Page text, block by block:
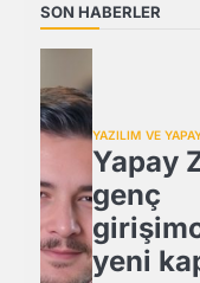
SON HABERLER
YAZILIM VE
Yapay
genç
yeni